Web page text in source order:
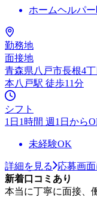
ホームヘルパー
勤務地
面接地
青森県八戸市長根4
本八戸駅 徒歩11分
シフト
1日1時間 週1日から
未経験OK
詳細を見る
応募画
新着口コミあり
本当に丁寧に面接、